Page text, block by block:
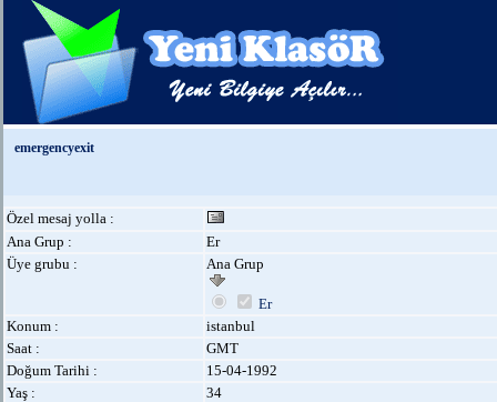
emergencyexit
Özel mesaj yolla :
Ana Grup :
Er
Üye grubu :
Ana Grup
Er
Konum :
istanbul
Saat :
GMT
Doğum Tarihi :
15-04-1992
Yaş :
34